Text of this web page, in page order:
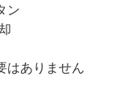
ン
はありません